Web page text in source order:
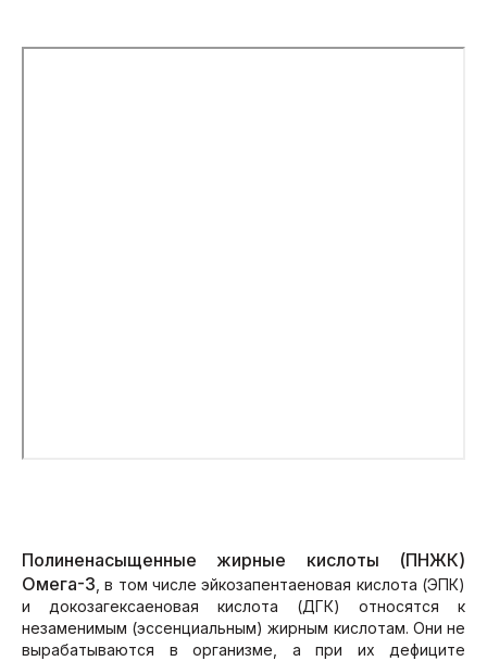
Полиненасыщенные жирные кислоты (ПНЖК)
Омега-3 , в том числе эйкозапентаеновая кислота (ЭПК)
и докозагексаеновая кислота (ДГК) относятся к
незаменимым (эссенциальным) жирным кислотам. Они не
вырабатываются в организме, а при их дефиците